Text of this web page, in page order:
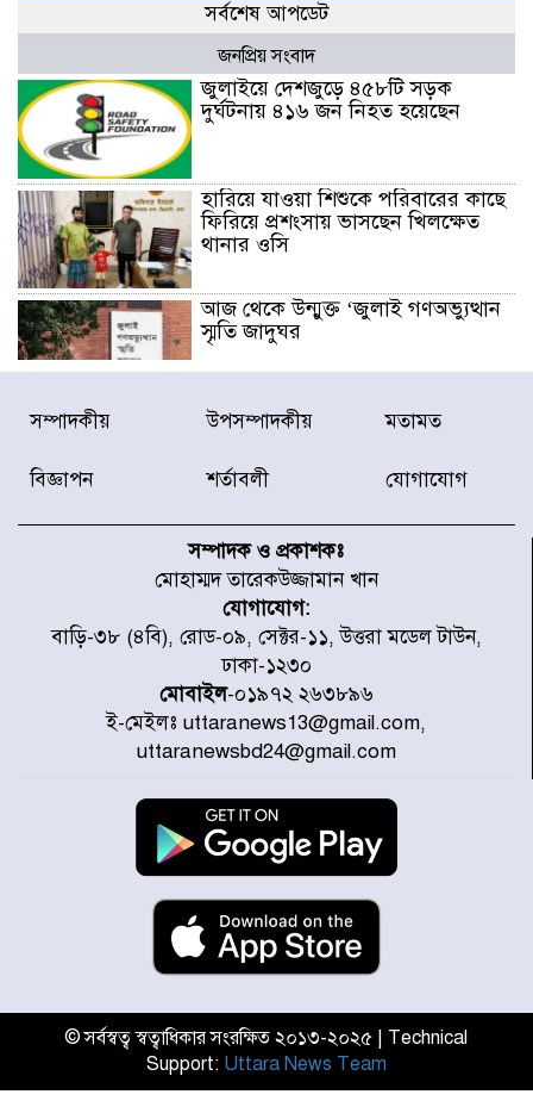
সর্বশেষ আপডেট
জনপ্রিয় সংবাদ
জুলাইয়ে দেশজুড়ে ৪৫৮টি সড়ক
দুর্ঘটনায় ৪১৬ জন নিহত হয়েছেন
হারিয়ে যাওয়া শিশুকে পরিবারের কাছে
ফিরিয়ে প্রশংসায় ভাসছেন খিলক্ষেত
থানার ওসি
আজ থেকে উন্মুক্ত ‘জুলাই গণঅভ্যুত্থান
স্মৃতি জাদুঘর
রাজধানীর উত্তরা আঞ্চলিক পাসপোর্ট
সদস্যকে বিভিন্ন মেয়াদে সাজা প্রদান
করেছে র‌্যাব-১
হরমুজ প্রণালি নিয়ে ওমানের সঙ্গে চুক্তি
চূড়ান্ত পর্যায়ে : ইরান
প্রত্যেক অপরাধীর বিচার এ দেশেই
হবে, সে যত শক্তিশালীই হোক না কেন,
চট্টগ্রামে জুলাই গণঅভ্যুত্থান দিবসে
প্রতিমন্ত্রী মীর হেলাল
আগামী ৫ দিন বৃষ্টির আভাস
হাসিনার বক্তব্য প্রচারে ভারতের সমর্থন
নেই
জুলাই গণঅভ্যুত্থানে আহত যোদ্ধা
উত্তরায় জুলাই গণঅভ্যুত্থানের ৯২
সম্পাদকীয় উপসম্পাদকীয় মতামত
বিজ্ঞাপন শর্তাবলী যোগাযোগ
সম্পাদক ও প্রকাশকঃ
মোহাম্মদ তারেকউজ্জামান খান
যোগাযোগ:
বাড়ি-৩৮ (৪বি), রোড-০৯, সেক্টর-১১, উত্তরা মডেল টাউন,
ঢাকা-১২৩০
মোবাইল-০১৯৭২ ২৬৩৮৯৬
ই-মেইলঃ uttaranews13@gmail.com,
uttaranewsbd24@gmail.com
© সর্বস্বত্ব স্বত্বাধিকার সংরক্ষিত ২০১৩-২০২৫ | Technical
Support: Uttara News Team